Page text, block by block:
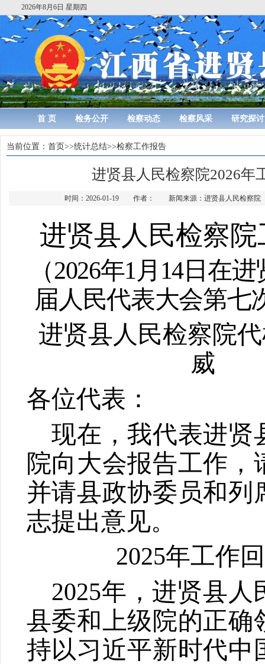
2026年8月6日 星期四
首 页 检务公开 检察动态 检察风采 研究探讨
当前位置： 首页>>统计总结>>检察工作报告
进贤县人民检察院2026年
时间：2026-01-19 作者： 新闻来源：进贤县人民检察
进贤县人民检察
（2026年1 月 14日在进
届人民代表大会第七
进贤县人民检察院
威
各位代表：
现在，我代表进贤
院向大会报告工作，
并请县政协委员和列
志提出意见。
2025年工作
2025年，进贤县人
县委和上级院的正确
持以习近平新时代中